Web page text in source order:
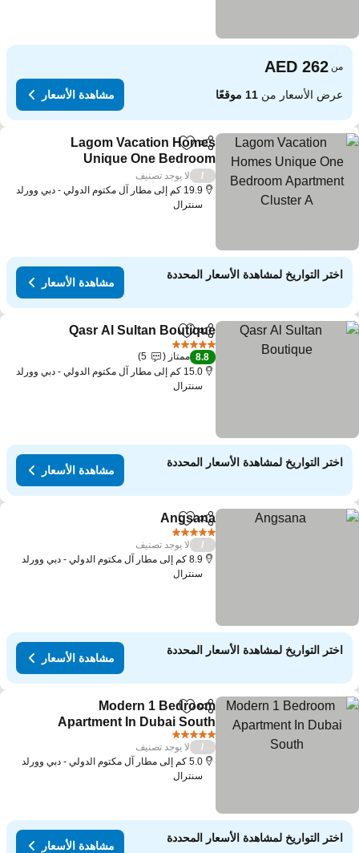
من
عرض الأسعار من11 موقعًا مشاهدة الأسعار
مشاركةAdd to favorites
Lagom Vacation Homes
Unique One Bedroom
Apartment Cluster A
لا يوجد تصنيف
19.9 كم إلى مطار آل مكتوم الدولي - دبي وورلد
سنترال
اختر التواريخ لمشاهدة الأسعار المحددة
مشاهدة الأسعار
مشاركةAdd to favorites
Qasr Al Sultan Boutique
8.8 ممتاز
5
15.0 كم إلى مطار آل مكتوم الدولي - دبي وورلد
سنترال
اختر التواريخ لمشاهدة الأسعار المحددة
مشاهدة الأسعار
مشاركةAdd to favorites
Angsana
لا يوجد تصنيف
8.9 كم إلى مطار آل مكتوم الدولي - دبي وورلد
سنترال
اختر التواريخ لمشاهدة الأسعار المحددة
مشاهدة الأسعار
مشاركةAdd to favorites
Modern 1 Bedroom
Apartment In Dubai South
لا يوجد تصنيف
5.0 كم إلى مطار آل مكتوم الدولي - دبي وورلد
سنترال
اختر التواريخ لمشاهدة الأسعار المحددة
مشاهدة الأسعار